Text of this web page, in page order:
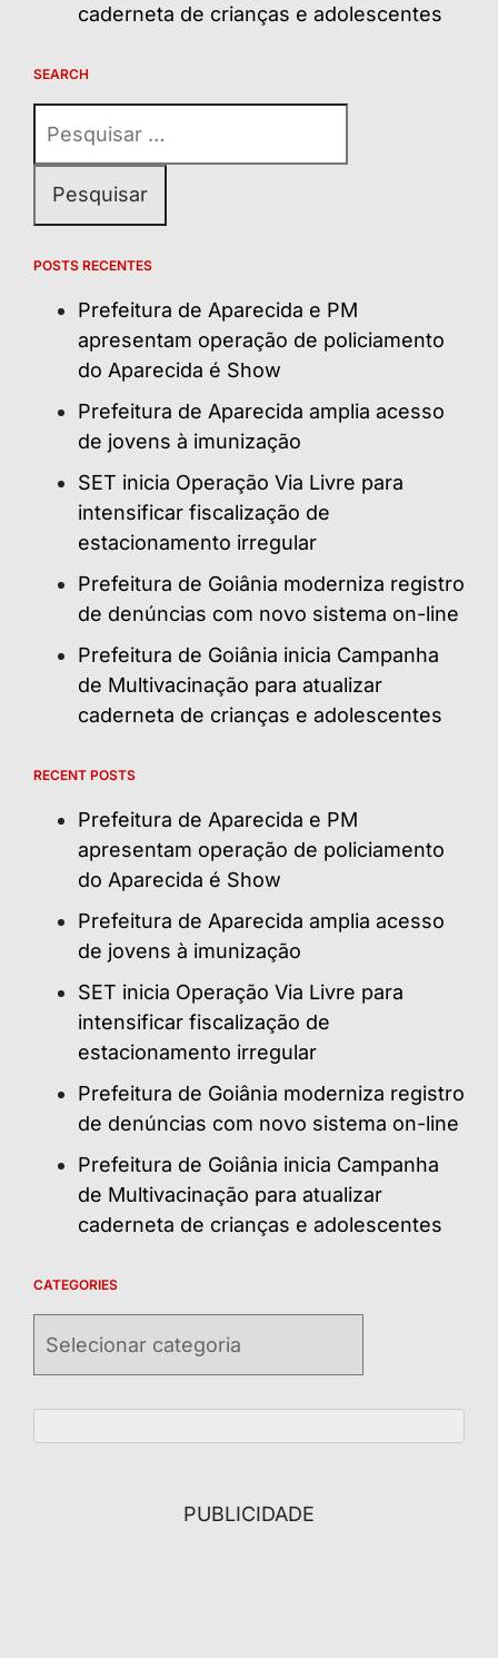
caderneta de crianças e adolescentes
SEARCH
por:
POSTS RECENTES
Prefeitura de Aparecida e PM
apresentam operação de policiamento
do Aparecida é Show
Prefeitura de Aparecida amplia acesso
de jovens à imunização
SET inicia Operação Via Livre para
intensificar fiscalização de
estacionamento irregular
Prefeitura de Goiânia moderniza registro
de denúncias com novo sistema on-line
Prefeitura de Goiânia inicia Campanha
de Multivacinação para atualizar
caderneta de crianças e adolescentes
RECENT POSTS
Prefeitura de Aparecida e PM
apresentam operação de policiamento
do Aparecida é Show
Prefeitura de Aparecida amplia acesso
de jovens à imunização
SET inicia Operação Via Livre para
intensificar fiscalização de
estacionamento irregular
Prefeitura de Goiânia moderniza registro
de denúncias com novo sistema on-line
Prefeitura de Goiânia inicia Campanha
de Multivacinação para atualizar
caderneta de crianças e adolescentes
CATEGORIES
PUBLICIDADE